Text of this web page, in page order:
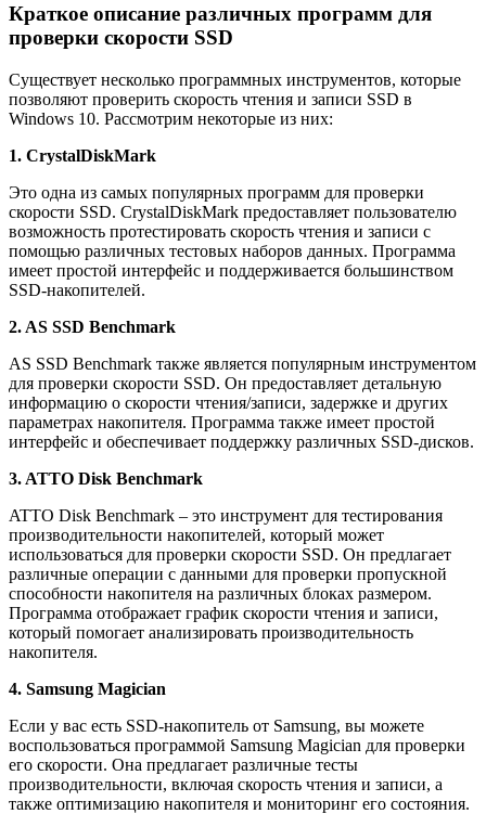
Краткое описание различных программ для
проверки скорости SSD
Существует несколько программных инструментов, которые
позволяют проверить скорость чтения и записи SSD в
Windows 10. Рассмотрим некоторые из них:
1. CrystalDiskMark
Это одна из самых популярных программ для проверки
скорости SSD. CrystalDiskMark предоставляет пользователю
возможность протестировать скорость чтения и записи с
помощью различных тестовых наборов данных. Программа
имеет простой интерфейс и поддерживается большинством
SSD-накопителей.
2. AS SSD Benchmark
AS SSD Benchmark также является популярным инструментом
для проверки скорости SSD. Он предоставляет детальную
информацию о скорости чтения/записи, задержке и других
параметрах накопителя. Программа также имеет простой
интерфейс и обеспечивает поддержку различных SSD-дисков.
3. ATTO Disk Benchmark
ATTO Disk Benchmark – это инструмент для тестирования
производительности накопителей, который может
использоваться для проверки скорости SSD. Он предлагает
различные операции с данными для проверки пропускной
способности накопителя на различных блоках размером.
Программа отображает график скорости чтения и записи,
который помогает анализировать производительность
накопителя.
4. Samsung Magician
Если у вас есть SSD-накопитель от Samsung, вы можете
воспользоваться программой Samsung Magician для проверки
его скорости. Она предлагает различные тесты
производительности, включая скорость чтения и записи, а
также оптимизацию накопителя и мониторинг его состояния.